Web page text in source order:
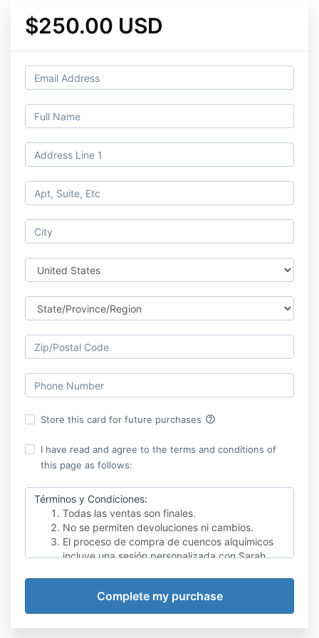
$250.00 USD
Store this card for future purchases help_outline
I have read and agree to the terms and conditions of
this page as follows:
Términos y Condiciones:
Todas las ventas son finales.
No se permiten devoluciones ni cambios.
El proceso de compra de cuencos alquímicos
incluye una sesión personalizada con Sarah,
proporcionando al cliente la mejor orientación
para seleccionar el cuenco adecuado a sus
necesidades.